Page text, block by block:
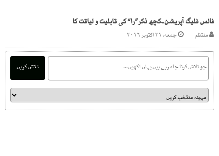
فالس فلیگ آپریشن۔کچھ ذکر”را“ کی قابلیت و لیاقت کا
منتظم جمعه, ۲۱ اکتوبر ۲۰۱۶
تلاش کریں